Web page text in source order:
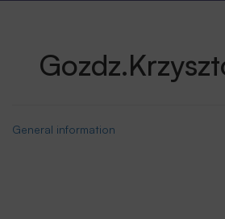
General information